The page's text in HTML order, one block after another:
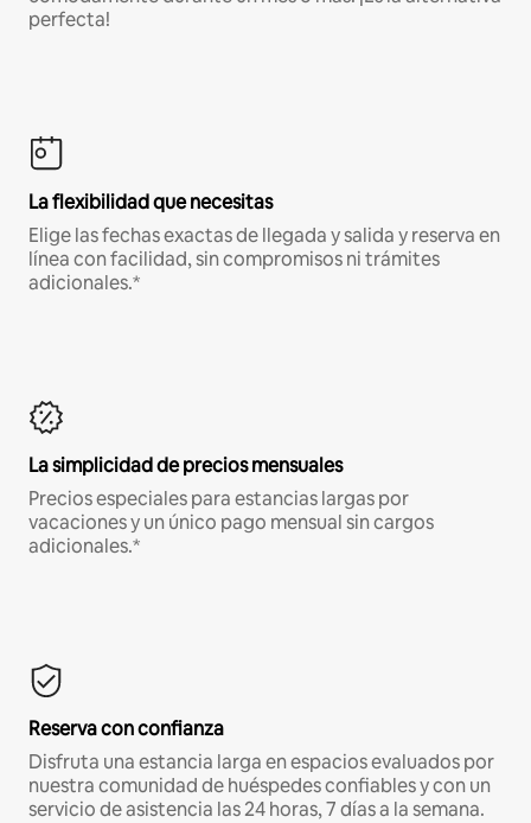
perfecta!
La flexibilidad que necesitas
Elige las fechas exactas de llegada y salida y reserva en
línea con facilidad, sin compromisos ni trámites
adicionales.*
La simplicidad de precios mensuales
Precios especiales para estancias largas por
vacaciones y un único pago mensual sin cargos
adicionales.*
Reserva con confianza
Disfruta una estancia larga en espacios evaluados por
nuestra comunidad de huéspedes confiables y con un
servicio de asistencia las 24 horas, 7 días a la semana.